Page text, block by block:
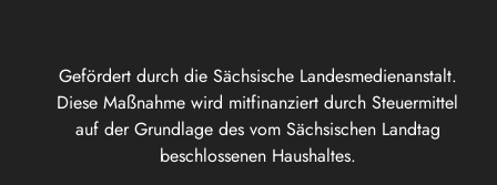
Gefördert durch die Sächsische Landesmedienanstalt.
Diese Maßnahme wird mitfinanziert durch Steuermittel
auf der Grundlage des vom Sächsischen Landtag
beschlossenen Haushaltes.